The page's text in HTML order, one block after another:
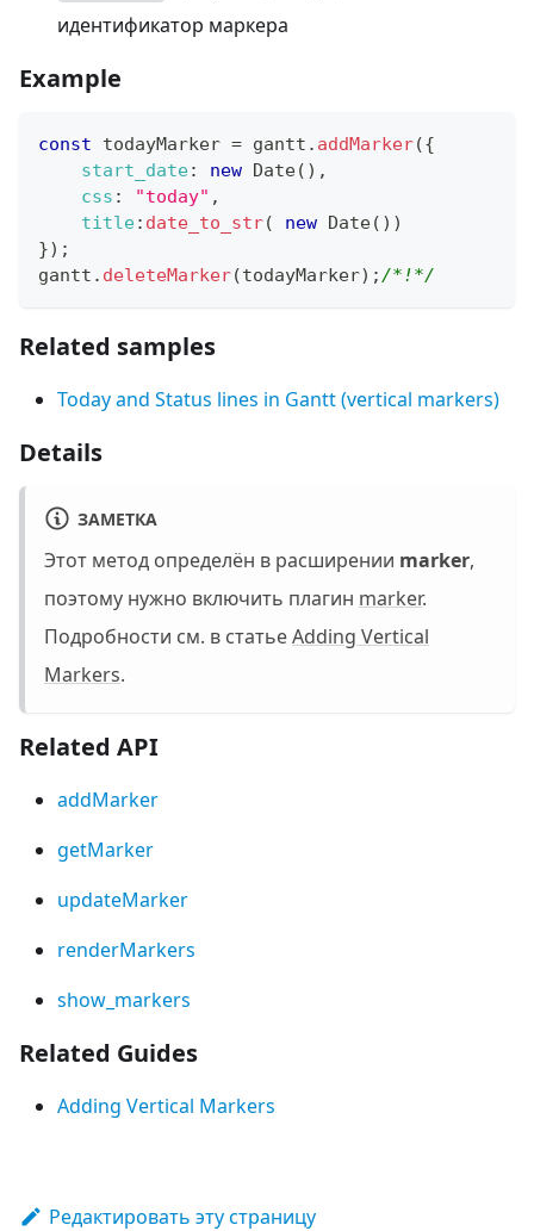
идентификатор маркера
Example
const todayMarker = gantt . addMarker({
start_date: new Date( ) ,
css : "today" ,
title: date_to_str( new Date( ) )
}) ;
gantt . deleteMarker(todayMarker) ;/*!*/
Related samples
Today and Status lines in Gantt (vertical markers)
Details
ЗАМЕТКА
Этот метод определён в расширении marker,
поэтому нужно включить плагин marker.
Подробности см. в статьеAdding Vertical
Markers.
Related API
addMarker
getMarker
updateMarker
renderMarkers
show_markers
Related Guides
Adding Vertical Markers
Редактировать эту страницу